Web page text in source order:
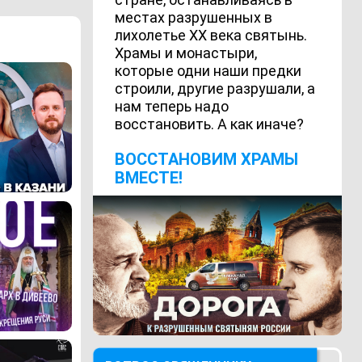
местах разрушенных в
лихолетье ХХ века святынь.
Храмы и монастыри,
которые одни наши предки
строили, другие разрушали, а
нам теперь надо
восстановить. А как иначе?
ВОCСТАНОВИМ ХРАМЫ
ВМЕСТЕ!